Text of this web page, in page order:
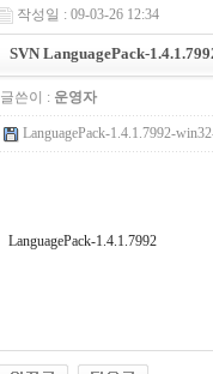
작성일 : 09-03-26 12:34
SVN LanguagePack-
글쓴이 : 운영자
LanguagePack-1.4.1.7992-
LanguagePack-1.4.1.7992